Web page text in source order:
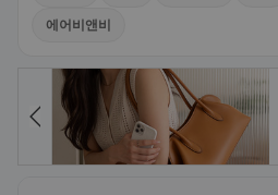
에어비앤비